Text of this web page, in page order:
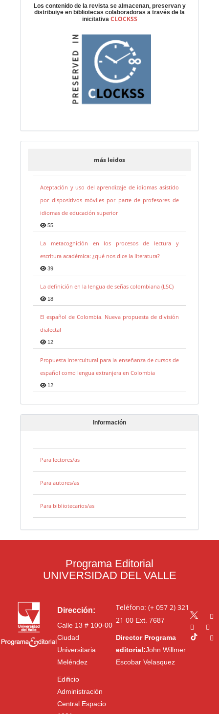
Los contenido de la revista se almacenan, preservan y
distribuiye en bibliotecas colaboradoras a través de la
inicitativa CLOCKSS
más leidos
Aceptación y uso del aprendizaje de idiomas asistido
por dispositivos móviles por parte de profesores de
idiomas de educación superior
55
La metacognición en los procesos de lectura y
escritura académica: ¿qué nos dice la literatura?
39
La definición en la lengua de señas colombiana (LSC)
18
El español de Colombia. Nueva propuesta de división
dialectal
12
Propuesta intercultural para la enseñanza de cursos de
español como lengua extranjera en Colombia
12
Información
Para lectores/as
Para autores/as
Para bibliotecarios/as
Programa Editorial
UNIVERSIDAD DEL VALLE
Dirección:
Calle 13 # 100-00
Ciudad
Universitaria
Meléndez
Edificio
Administración
Central Espacio
Teléfono: (+ 057 2) 321
21 00Ext. 7687
Director Programa
editorial:John Willmer
Escobar Velasquez